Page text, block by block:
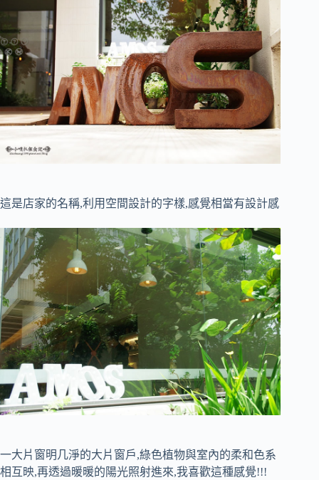
這是店家的名稱,利用空間設計的字樣,感覺相當有設計感
一大片窗明几淨的大片窗戶,綠色植物與室內的柔和色系
相互映,再透過暖暖的陽光照射進來,我喜歡這種感覺!!!